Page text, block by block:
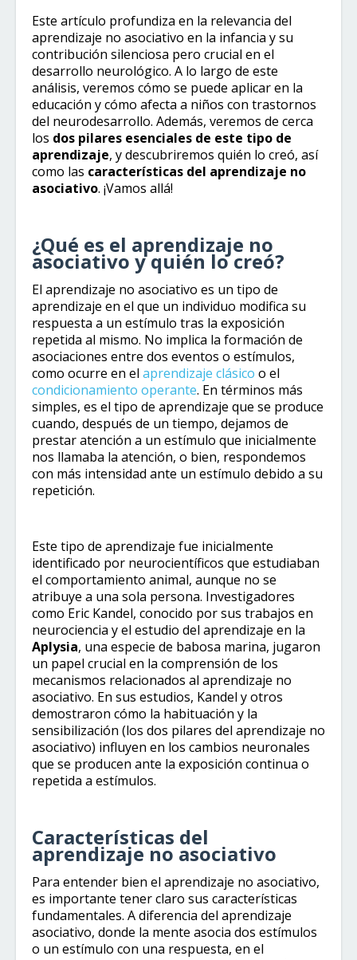
Este artículo profundiza en la relevancia del
aprendizaje no asociativo en la infancia y su
contribución silenciosa pero crucial en el
desarrollo neurológico. A lo largo de este
análisis, veremos cómo se puede aplicar en la
educación y cómo afecta a niños con trastornos
del neurodesarrollo. Además, veremos de cerca
los dos pilares esenciales de este tipo de
aprendizaje, y descubriremos quién lo creó, así
como las características del aprendizaje no
asociativo. ¡Vamos allá!
¿Qué es el aprendizaje no
asociativo y quién lo creó?
El aprendizaje no asociativo es un tipo de
aprendizaje en el que un individuo modifica su
respuesta a un estímulo tras la exposición
repetida al mismo. No implica la formación de
asociaciones entre dos eventos o estímulos,
como ocurre en el aprendizaje clásico o el
condicionamiento operante. En términos más
simples, es el tipo de aprendizaje que se produce
cuando, después de un tiempo, dejamos de
prestar atención a un estímulo que inicialmente
nos llamaba la atención, o bien, respondemos
con más intensidad ante un estímulo debido a su
repetición.
Este tipo de aprendizaje fue inicialmente
identificado por neurocientíficos que estudiaban
el comportamiento animal, aunque no se
atribuye a una sola persona. Investigadores
como Eric Kandel, conocido por sus trabajos en
neurociencia y el estudio del aprendizaje en la
Aplysia, una especie de babosa marina, jugaron
un papel crucial en la comprensión de los
mecanismos relacionados al aprendizaje no
asociativo. En sus estudios, Kandel y otros
demostraron cómo la habituación y la
sensibilización (los dos pilares del aprendizaje no
asociativo) influyen en los cambios neuronales
que se producen ante la exposición continua o
repetida a estímulos.
Características del
aprendizaje no asociativo
Para entender bien el aprendizaje no asociativo,
es importante tener claro sus características
fundamentales. A diferencia del aprendizaje
asociativo, donde la mente asocia dos estímulos
o un estímulo con una respuesta, en el